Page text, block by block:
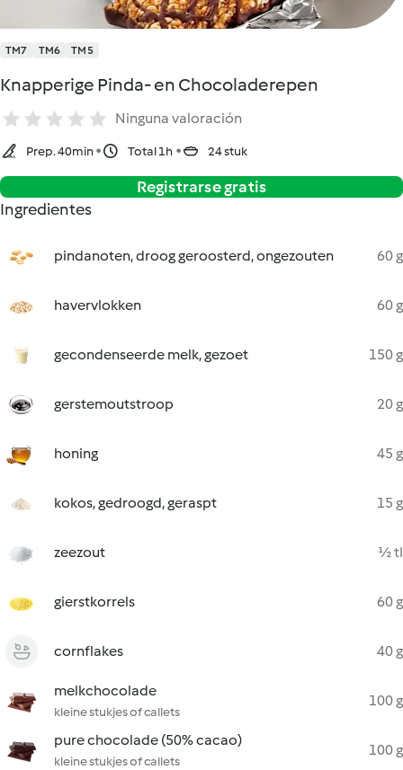
TM7 TM6 TM5
Knapperige Pinda- en Chocoladerepen
Ninguna valoración
Prep. 40min Total 1h 24 stuk
Registrarse gratis
Ingredientes
pindanoten, droog geroosterd, ongezouten 60 g
havervlokken 60 g
gecondenseerde melk, gezoet 150 g
gerstemoutstroop 20 g
honing 45 g
kokos, gedroogd, geraspt 15 g
zeezout ½ tl
gierstkorrels 60 g
cornflakes 40 g
melkchocolade
kleine stukjes of callets
100 g
pure chocolade (50% cacao)
kleine stukjes of callets
100 g